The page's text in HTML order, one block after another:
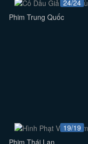
24/24
Phim Trung Quốc
19/19
Phim Thái Lan